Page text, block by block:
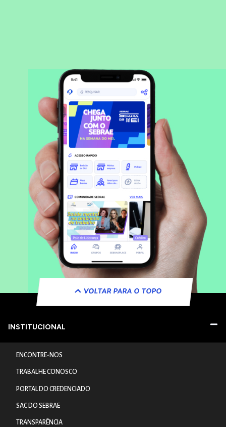
VOLTAR PARA O TOPO
INSTITUCIONAL
ENCONTRE-NOS
TRABALHE CONOSCO
PORTAL DO CREDENCIADO
SAC DO SEBRAE
TRANSPARÊNCIA